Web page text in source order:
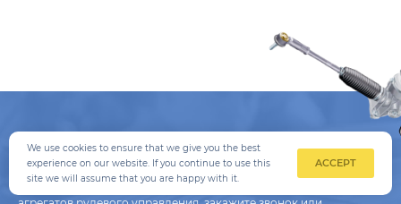
ОСТАЛИСЬ ВОПРОСЫ?
Чтобы получить консультацию по автозапчастям и подбору
We use cookies to ensure that we give you the best
experience on our website. If you continue to use this
site we will assume that you are happy with it.
ACCEPT